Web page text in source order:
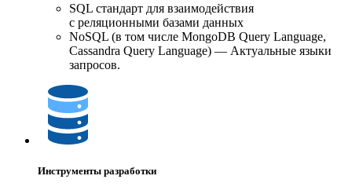
SQL стандарт для взаимодействия
с реляционными базами данных
NoSQL (в том числе MongoDB Query Language,
Cassandra Query Language) — Актуальные языки
запросов.
Инструменты разработки